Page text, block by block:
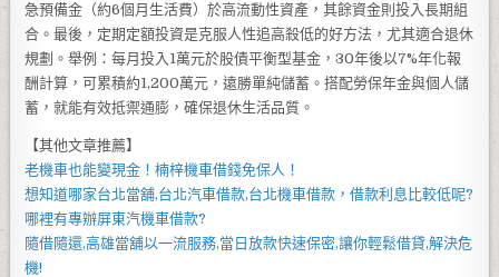
急預備金（約6個月生活費）於高流動性資產，其餘資金則投入長期組
合。最後，定期定額投資是克服人性追高殺低的好方法，尤其適合退休
規劃。舉例：每月投入1萬元於股債平衡型基金，30年後以7%年化報
酬計算，可累積約1,200萬元，遠勝單純儲蓄。搭配勞保年金與個人儲
蓄，就能有效抵禦通膨，確保退休生活品質。
【其他文章推薦】
老機車也能變現金！楠梓機車借錢免保人！
想知道哪家台北當舖,台北汽車借款,台北機車借款 ，借款利息比較低呢?
哪裡有專辦屏東汽機車借款?
隨借隨還,高雄當舖以一流服務,當日放款快速保密,讓你輕鬆借貸,解決危
機!